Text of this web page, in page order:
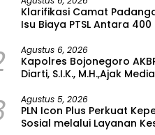
Klarifikasi Camat
Isu Biaya PTSL Antara
Agustus 6, 2026
Kapolres Bojonegoro
Diarti, S.I.K., M.H.,Ajak
Agustus 5, 2026
PLN Icon Plus Perkuat
Sosial melalui Layanan